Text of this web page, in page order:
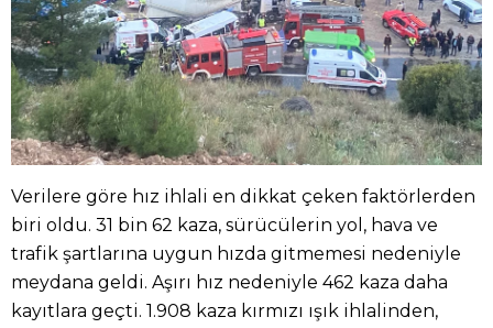
Verilere göre hız ihlali en dikkat çeken faktörlerden
biri oldu. 31 bin 62 kaza, sürücülerin yol, hava ve
trafik şartlarına uygun hızda gitmemesi nedeniyle
meydana geldi. Aşırı hız nedeniyle 462 kaza daha
kayıtlara geçti. 1.908 kaza kırmızı ışık ihlalinden,